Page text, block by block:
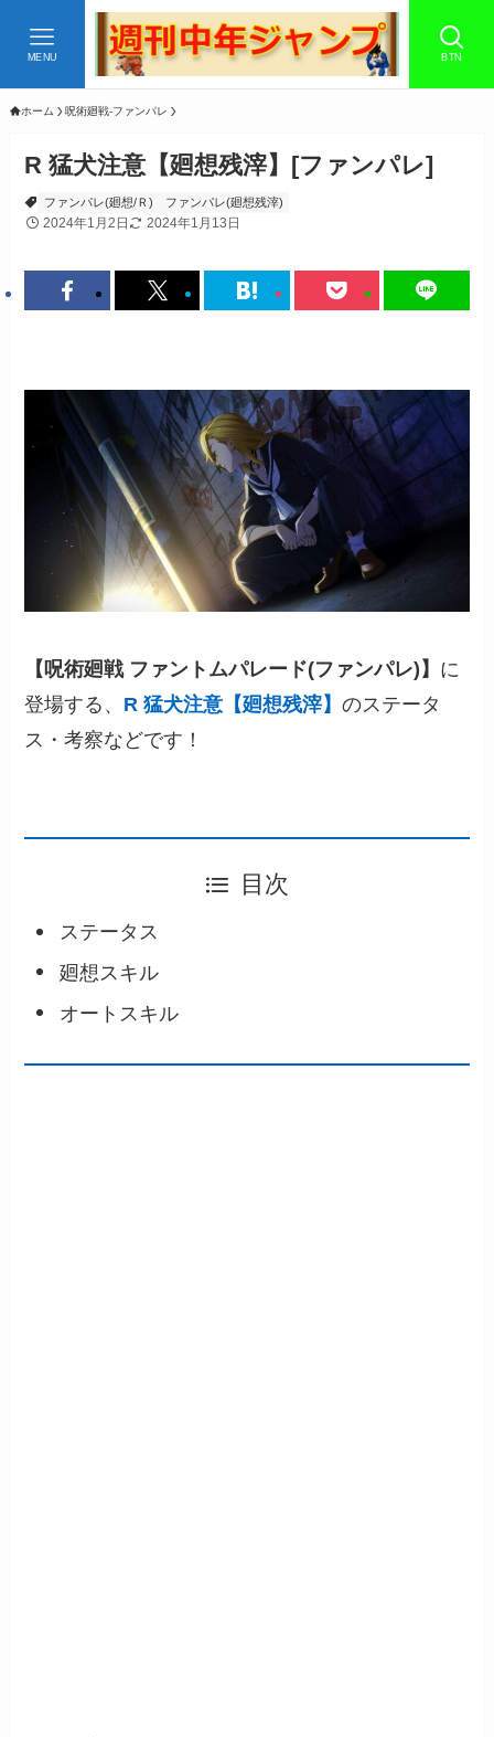
BTN
MENU
ホーム 呪術廻戦-ファンパレ
R 猛犬注意【廻想残滓】[ファンパレ]
ファンパレ(廻想/Ｒ) ファンパレ(廻想残滓)
2024年1月2日 2024年1月13日
【呪術廻戦 ファントムパレード(ファンパレ)】 に
登場する、 R 猛犬注意【廻想残滓】のステータ
ス・考察などです！
目次
ステータス
廻想スキル
オートスキル